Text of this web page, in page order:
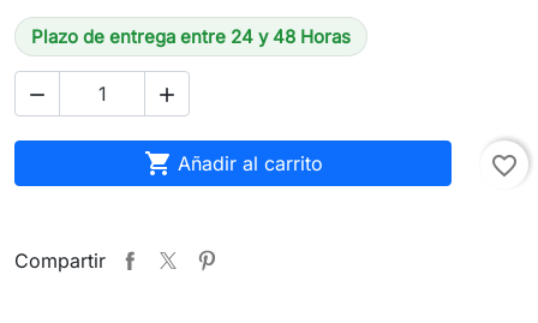
Plazo de entrega entre 24 y 48 Horas
 
 Añadir al carrito favorite_border
Compartir